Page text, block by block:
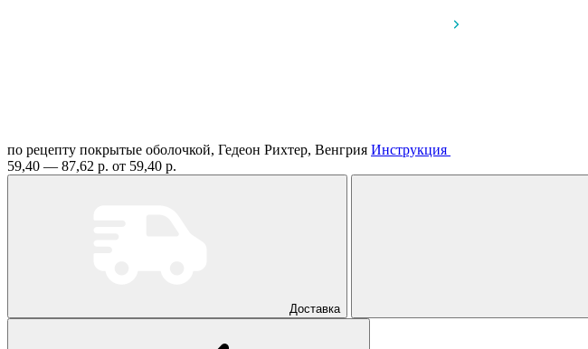
по рецепту покрытые оболочкой, Гедеон Рихтер, Венгрия Инструкция
59,40 — 87,62 р. от 59,40 р.
Доставка